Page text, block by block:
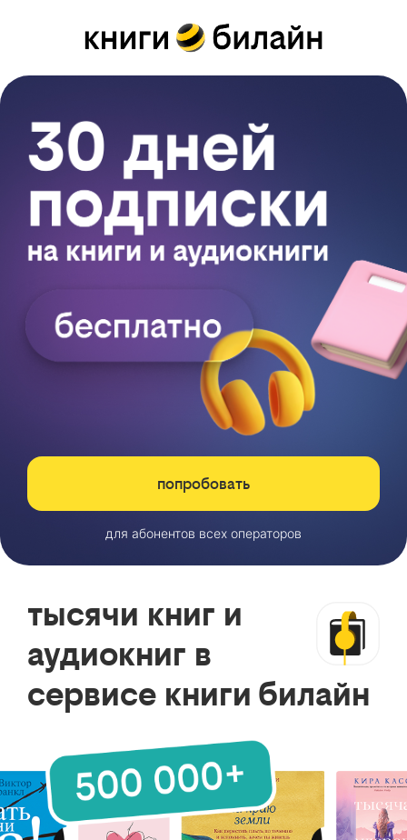
попробовать
для абонентов всех операторов
тысячи книг и
аудиокниг в
сервисе книги билайн